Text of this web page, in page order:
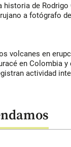
historia de Rodrigo
a fotógrafo
volcanes en
en Colombia y
actividad